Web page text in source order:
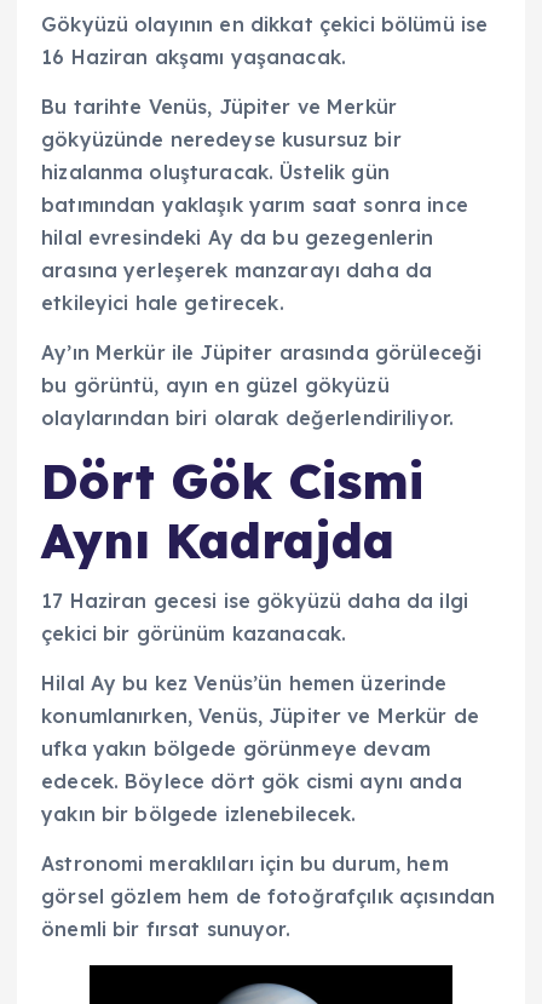
Gökyüzü olayının en dikkat çekici bölümü ise
16 Haziran akşamı yaşanacak.
Bu tarihte Venüs, Jüpiter ve Merkür
gökyüzünde neredeyse kusursuz bir
hizalanma oluşturacak. Üstelik gün
batımından yaklaşık yarım saat sonra ince
hilal evresindeki Ay da bu gezegenlerin
arasına yerleşerek manzarayı daha da
etkileyici hale getirecek.
Ay’ın Merkür ile Jüpiter arasında görüleceği
bu görüntü, ayın en güzel gökyüzü
olaylarından biri olarak değerlendiriliyor.
Dört Gök Cismi
Aynı Kadrajda
17 Haziran gecesi ise gökyüzü daha da ilgi
çekici bir görünüm kazanacak.
Hilal Ay bu kez Venüs’ün hemen üzerinde
konumlanırken, Venüs, Jüpiter ve Merkür de
ufka yakın bölgede görünmeye devam
edecek. Böylece dört gök cismi aynı anda
yakın bir bölgede izlenebilecek.
Astronomi meraklıları için bu durum, hem
görsel gözlem hem de fotoğrafçılık açısından
önemli bir fırsat sunuyor.